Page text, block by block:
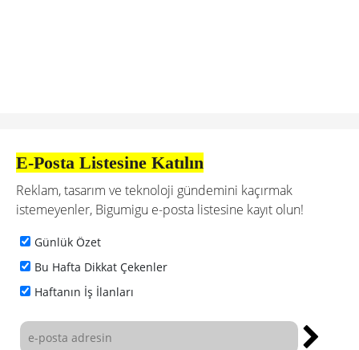
E-Posta Listesine Katılın
Reklam, tasarım ve teknoloji gündemini kaçırmak
istemeyenler, Bigumigu e-posta listesine kayıt olun!
Günlük Özet
Bu Hafta Dikkat Çekenler
Haftanın İş İlanları